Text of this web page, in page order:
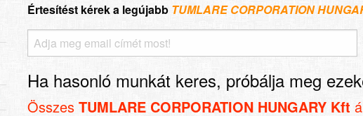
Értesítést kérek a legújabb TUMLARE CORPORATION
Ha hasonló munkát keres, próbálja meg
Összes TUMLARE CORPORATION HUNGARY Kft